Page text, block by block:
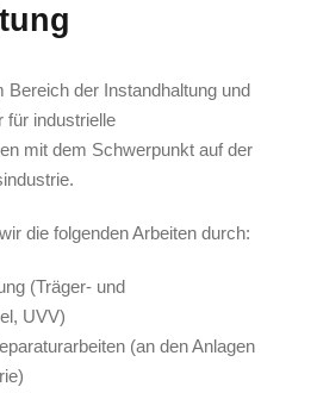
Bereich der Instandhaltung und
für industrielle
mit dem Schwerpunkt auf der
die folgenden Arbeiten durch:
(Träger- und
UVV)
(an den Anlagen